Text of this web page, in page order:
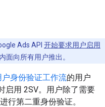
Ads API 开始要求用户启用
面向所有用户推出。
户身份验证工作流的用户
启用 2SV。用户除了需要
行第二重身份验证。